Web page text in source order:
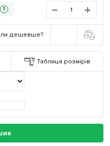
?
дешевше?
Таблиця розмірів